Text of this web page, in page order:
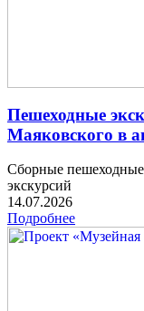
Пешеходные
Маяковского в
Сборные пешеходные
экскурсий
14.07.2026
Подробнее